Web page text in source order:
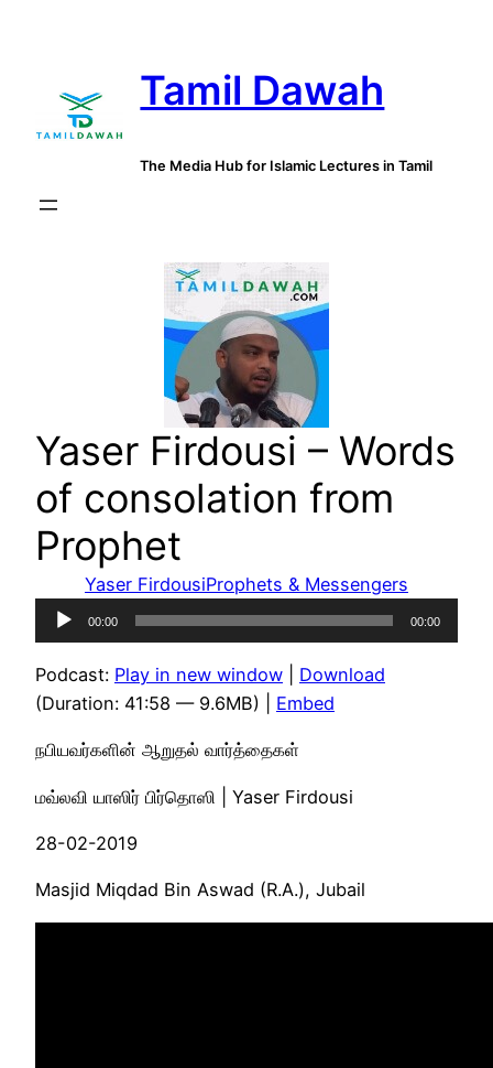
Tamil Dawah
The Media Hub for Islamic Lectures in Tamil
Yaser Firdousi – Words
of consolation from
Prophet
Yaser FirdousiProphets & Messengers
Audio
Player
00:00 00:00
Podcast: Play in new window
Download
(Duration: 41:58 — 9.6MB) | Embed
நபியவர்களின் ஆறுதல் வார்த்தைகள்
மவ்லவி யாஸிர் பிர்தொஸி | Yaser Firdousi
28-02-2019
Masjid Miqdad Bin Aswad (R.A.), Jubail